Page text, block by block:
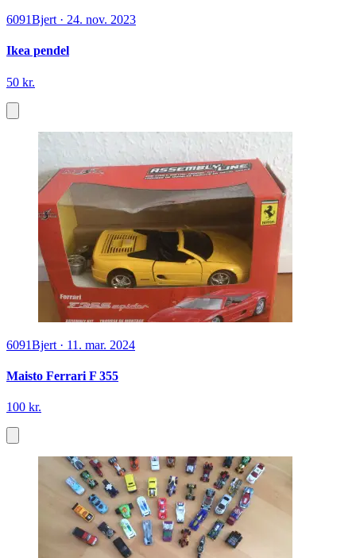
6091Bjert · 24. nov. 2023
Ikea pendel
50 kr.
6091Bjert · 11. mar. 2024
Maisto Ferrari F 355
100 kr.